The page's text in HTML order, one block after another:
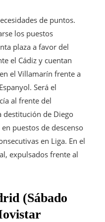
de puntos.
los puestos
plaza a favor del
el Cádiz y cuentan
el Villamarín frente a
Será el
al frente del
de Diego
puestos de descenso
en Liga. En el
expulsados ​​frente al
(Sábado